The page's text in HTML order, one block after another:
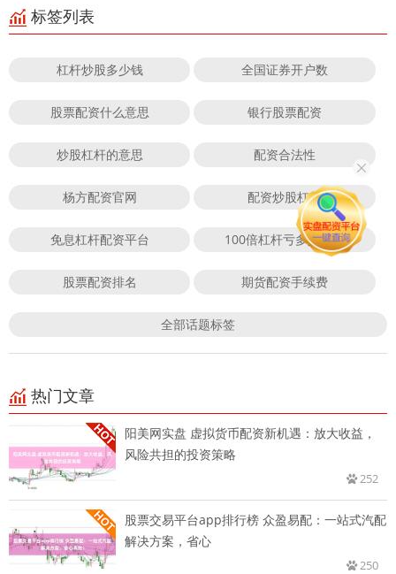
标签列表
杠杆炒股多少钱 全国证券开户数
股票配资什么意思 银行股票配资
炒股杠杆的意思 配资合法性
杨方配资官网 配资炒股杠杆
免息杠杆配资平台 100倍杠杆亏多少爆仓
股票配资排名 期货配资手续费
全部话题标签
热门文章
阳美网实盘 虚拟货币配资新机遇：放大收益，
风险共担的投资策略
252
股票交易平台app排行榜 众盈易配：一站式汽配
解决方案，省心
250